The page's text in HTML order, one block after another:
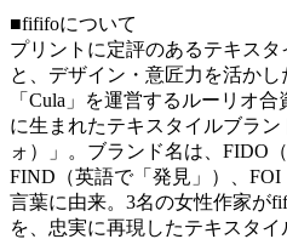
■fififoについて
プリントに定評のあるテキス
と、デザイン・意匠力を活か
「Cula」を運営するルーリオ
に生まれたテキスタイルブラ
ォ）」。ブランド名は、FIDO
FIND（英語で「発見」）、
言葉に由来。3名の女性作家が
を、忠実に再現したテキスタ